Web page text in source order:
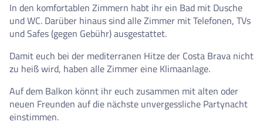
In den komfortablen Zimmern habt ihr ein Bad mit Dusche
und WC. Darüber hinaus sind alle Zimmer mit Telefonen, TVs
und Safes (gegen Gebühr) ausgestattet.
Damit euch bei der mediterranen Hitze der Costa Brava nicht
zu heiß wird, haben alle Zimmer eine Klimaanlage.
Auf dem Balkon könnt ihr euch zusammen mit alten oder
neuen Freunden auf die nächste unvergessliche Partynacht
einstimmen.